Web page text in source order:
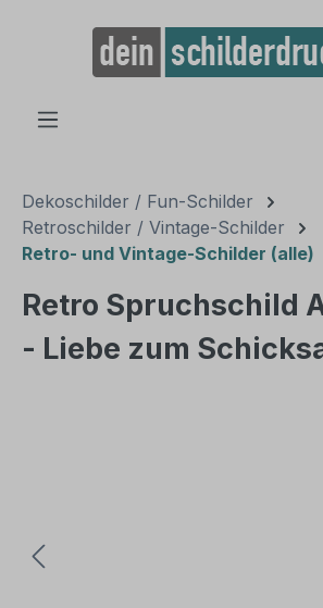
springen
Dekoschilder / Fun-Schilder
Retroschilder / Vintage-Schilder
Retro- und Vintage-Schilder (alle)
Retro Spruchschild
- Liebe zum